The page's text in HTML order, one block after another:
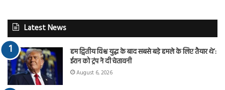
Latest News
हम द्वितीय विश्व युद्ध के बाद सबसे बड़े हमले के लिए तैयार थे’:
ईरान को ट्रंप ने दी चेतावनी
August 6, 2026